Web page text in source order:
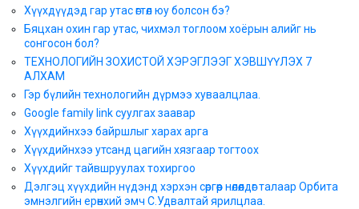
Хүүхдүүдэд гар утас өгтөл юу болсон бэ?
Бяцхан охин гар утас, чихмэл тоглоом хоёрын алийг нь
сонгосон бол?
ТЕХНОЛОГИЙН ЗОХИСТОЙ ХЭРЭГЛЭЭГ ХЭВШҮҮЛЭХ 7
АЛХАМ
Гэр бүлийн технологийн дүрмээ хуваалцлаа.
Google family link суулгах заавар
Хүүхдийнхээ байршлыг харах арга
Хүүхдийнхээ утсанд цагийн хязгаар тогтоох
Хүүхдийг тайвшруулах тохиргоо
Дэлгэц хүүхдийн нүдэнд хэрхэн сөргөөр нөлөөлдөг талаар Орбита
эмнэлгийн ерөнхий эмч С.Удвалтай ярилцлаа.